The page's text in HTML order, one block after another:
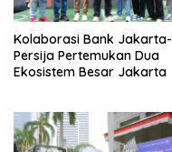
Kolaborasi Bank Jakarta-
Persija Pertemukan Dua
Ekosistem Besar Jakarta